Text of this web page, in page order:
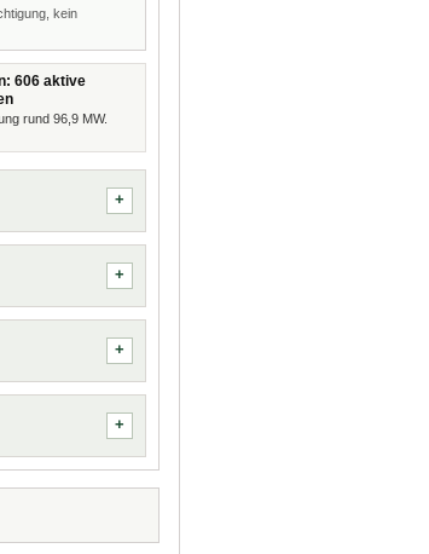
kein
606 aktive
rund 96,9 MW.